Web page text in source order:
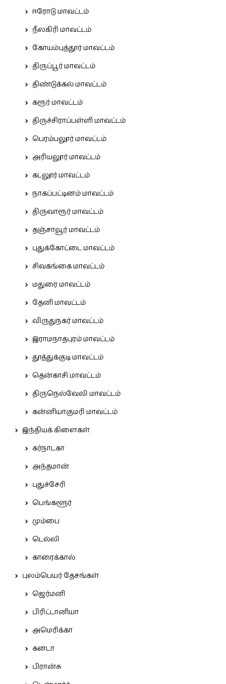
ஈரோடு மாவட்டம்
நீலகிரி மாவட்டம்
கோயம்புத்தூர் மாவட்டம்
திருப்பூர் மாவட்டம்
திண்டுக்கல் மாவட்டம்
கரூர் மாவட்டம்
திருச்சிராப்பள்ளி மாவட்டம்
பெரம்பலூர் மாவட்டம்
அரியலூர் மாவட்டம்
கடலூர் மாவட்டம்
நாகப்பட்டினம் மாவட்டம்
திருவாரூர் மாவட்டம்
தஞ்சாவூர் மாவட்டம்
புதுக்கோட்டை மாவட்டம்
சிவகங்கை மாவட்டம்
மதுரை மாவட்டம்
தேனி மாவட்டம்
விருதுநகர் மாவட்டம்
இராமநாதபுரம் மாவட்டம்
தூத்துக்குடி மாவட்டம்
தென்காசி மாவட்டம்
திருநெல்வேலி மாவட்டம்
கன்னியாகுமரி மாவட்டம்
இந்தியக் கிளைகள்
கர்நாடகா
அந்தமான்
புதுச்சேரி
பெங்களூர்
மும்பை
டெல்லி
காரைக்கால்
புலம்பெயர் தேசங்கள்
ஜெர்மனி
பிரிட்டானியா
அமெரிக்கா
கனடா
பிரான்சு